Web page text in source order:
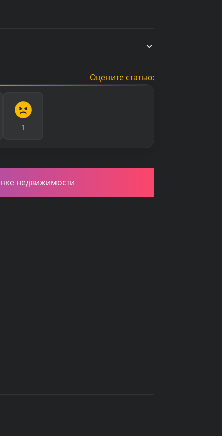
Оцените статью:
1
недвижимости